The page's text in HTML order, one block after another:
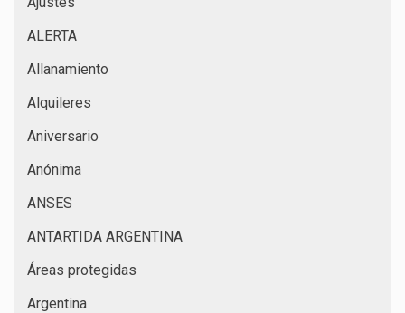
ALERTA
Allanamiento
Alquileres
Aniversario
Anónima
ANSES
ANTARTIDA ARGENTINA
Áreas protegidas
Argentina